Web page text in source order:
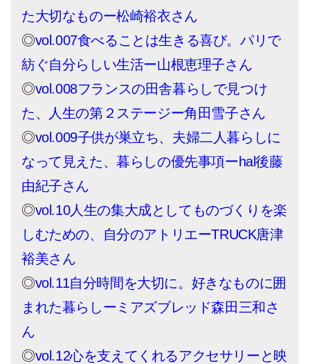
た大切なものー松崎裕衣さん
◎vol.007食べることは生きる喜び。パリで
紡ぐ自分らしい生活ー山根恵理子さん
◎vol.008フランスの田舎暮らしで見つけ
た、人生の第２ステージー角田雪子さん
◎vol.009子供が巣立ち、夫婦二人暮らしに
なって見えた、暮らしの優先事項ーhal後藤
由紀子さん
◎vol.10人生の集大成としてものづくりを楽
しむための、自分のアトリエーTRUCK唐津
裕美さん
◎vol.11自分時間を大切に。好きなものに囲
まれた暮らしーミアズブレッド森田三和さ
ん
◎vol.12心を支えてくれるアクセサリーと映